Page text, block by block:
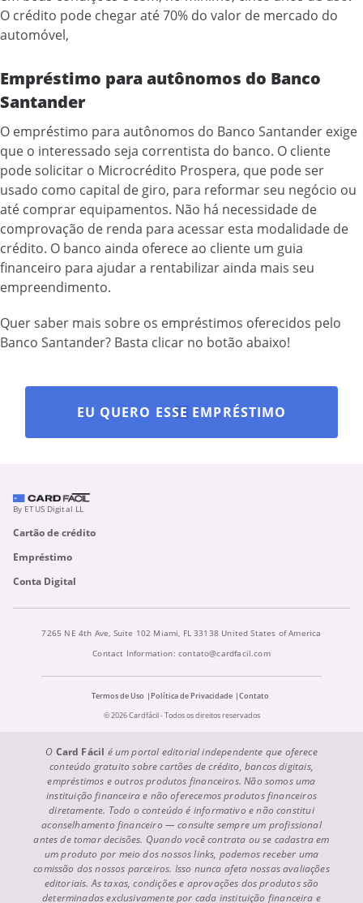
O crédito pode chegar até 70% do valor de mercado do
automóvel,
Empréstimo para autônomos do Banco
Santander
O empréstimo para autônomos do Banco Santander exige
que o interessado seja correntista do banco. O cliente
pode solicitar o Microcrédito Prospera, que pode ser
usado como capital de giro, para reformar seu negócio ou
até comprar equipamentos. Não há necessidade de
comprovação de renda para acessar esta modalidade de
crédito. O banco ainda oferece ao cliente um guia
financeiro para ajudar a rentabilizar ainda mais seu
empreendimento.
Quer saber mais sobre os empréstimos oferecidos pelo
Banco Santander? Basta clicar no botão abaixo!
EU QUERO ESSE EMPRÉSTIMO
By ETUS Digital LL
Cartão de crédito
Empréstimo
Conta Digital
7265 NE 4th Ave, Suite 102 Miami, FL 33138 United States of America
Contact Information: contato@cardfacil.com
Termos de Uso Política de Privacidade
Contato
© 2026 Cardfácil - Todos os direitos reservados
O Card Fácil é um portal editorial independente que oferece
conteúdo gratuito sobre cartões de crédito, bancos digitais,
empréstimos e outros produtos financeiros. Não somos uma
instituição financeira e não oferecemos produtos financeiros
diretamente. Todo o conteúdo é informativo e não constitui
aconselhamento financeiro — consulte sempre um profissional
antes de tomar decisões. Quando você contrata ou se cadastra em
um produto por meio dos nossos links, podemos receber uma
comissão dos nossos parceiros. Isso nunca afeta nossas avaliações
editoriais. As taxas, condições e aprovações dos produtos são
determinadas exclusivamente por cada instituição financeira e